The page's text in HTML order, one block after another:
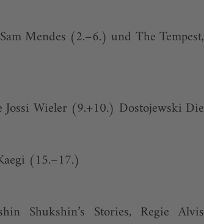
Mendes (2.–6.) und The Tempest,
Jossi Wieler (9.+10.) Dostojewski Die
(15.–17.)
Shukshin’s Stories, Regie Alvis